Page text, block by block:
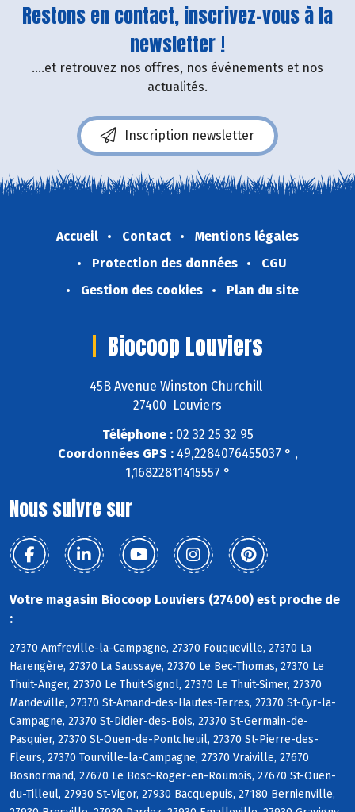
Restons en contact, inscrivez-vous à la
newsletter !
....et retrouvez nos offres, nos événements et nos
actualités.
Inscription newsletter
Accueil Contact
Mentions légales
Protection des données
CGU
Gestion des cookies
Plan du site
Biocoop Louviers
45B Avenue Winston Churchill
27400 Louviers
Téléphone :02 32 25 32 95
Coordonnées GPS :49,2284076455037 ° ,
1,16822811415557 °
Nous suivre sur
Votre magasin Biocoop Louviers (27400) est proche de
:
27370 Amfreville-la-Campagne, 27370 Fouqueville, 27370 La
Harengère, 27370 La Saussaye, 27370 Le Bec-Thomas, 27370 Le
Thuit-Anger, 27370 Le Thuit-Signol, 27370 Le Thuit-Simer, 27370
Mandeville, 27370 St-Amand-des-Hautes-Terres, 27370 St-Cyr-la-
Campagne, 27370 St-Didier-des-Bois, 27370 St-Germain-de-
Pasquier, 27370 St-Ouen-de-Pontcheuil, 27370 St-Pierre-des-
Fleurs, 27370 Tourville-la-Campagne, 27370 Vraiville, 27670
Bosnormand, 27670 Le Bosc-Roger-en-Roumois, 27670 St-Ouen-
du-Tilleul, 27930 St-Vigor, 27930 Bacquepuis, 27180 Bernienville,